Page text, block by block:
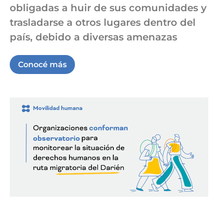
obligadas a huir de sus comunidades y
trasladarse a otros lugares dentro del
país, debido a diversas amenazas
Conocé más